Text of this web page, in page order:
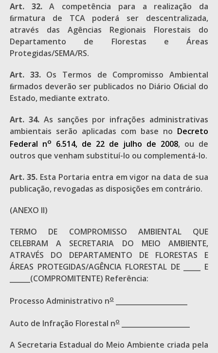
Art. 32.A competência para a realização da
ﬁrmatura de TCA poderá ser descentralizada,
através das Agências Regionais Florestais do
Departamento de Florestas e Áreas
Protegidas/SEMA/RS.
Art. 33.Os Termos de Compromisso Ambiental
ﬁrmados deverão ser publicados no Diário Oﬁcial do
Estado, mediante extrato.
Art. 34.As sanções por infrações administrativas
ambientais serão aplicadas com base no Decreto
Federal no 6.514, de 22 de julho de 2008, ou de
outros que venham substituí-lo ou complementá-lo.
Art. 35.Esta Portaria entra em vigor na data de sua
publicação, revogadas as disposições em contrário.
(ANEXO II)
TERMO DE COMPROMISSO AMBIENTAL QUE
CELEBRAM A SECRETARIA DO MEIO AMBIENTE,
ATRAVÉS DO DEPARTAMENTO DE FLORESTAS E
ÁREAS PROTEGIDAS/AGÊNCIA FLORESTAL DE _____ E
______(COMPROMITENTE) Referência:
Processo Administrativo no
Auto de Infração Florestal no
A Secretaria Estadual do Meio Ambiente criada pela